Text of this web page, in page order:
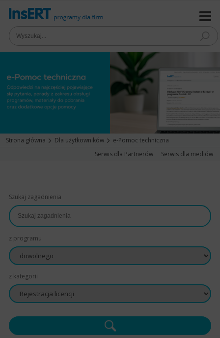
Strona główna Dla użytkowników
e-Pomoc techniczna
Serwis dla Partnerów
Serwis dla mediów
Szukaj zagadnienia
z programu
z kategorii